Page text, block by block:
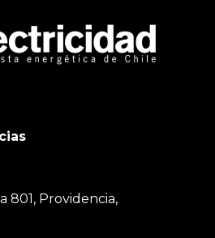
801, Providencia,